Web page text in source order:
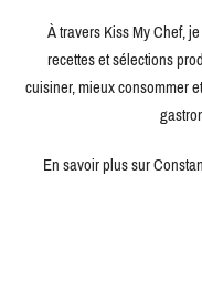
À travers Kiss My Chef,
recettes et sélections
cuisiner, mieux consommer
En savoir plus sur